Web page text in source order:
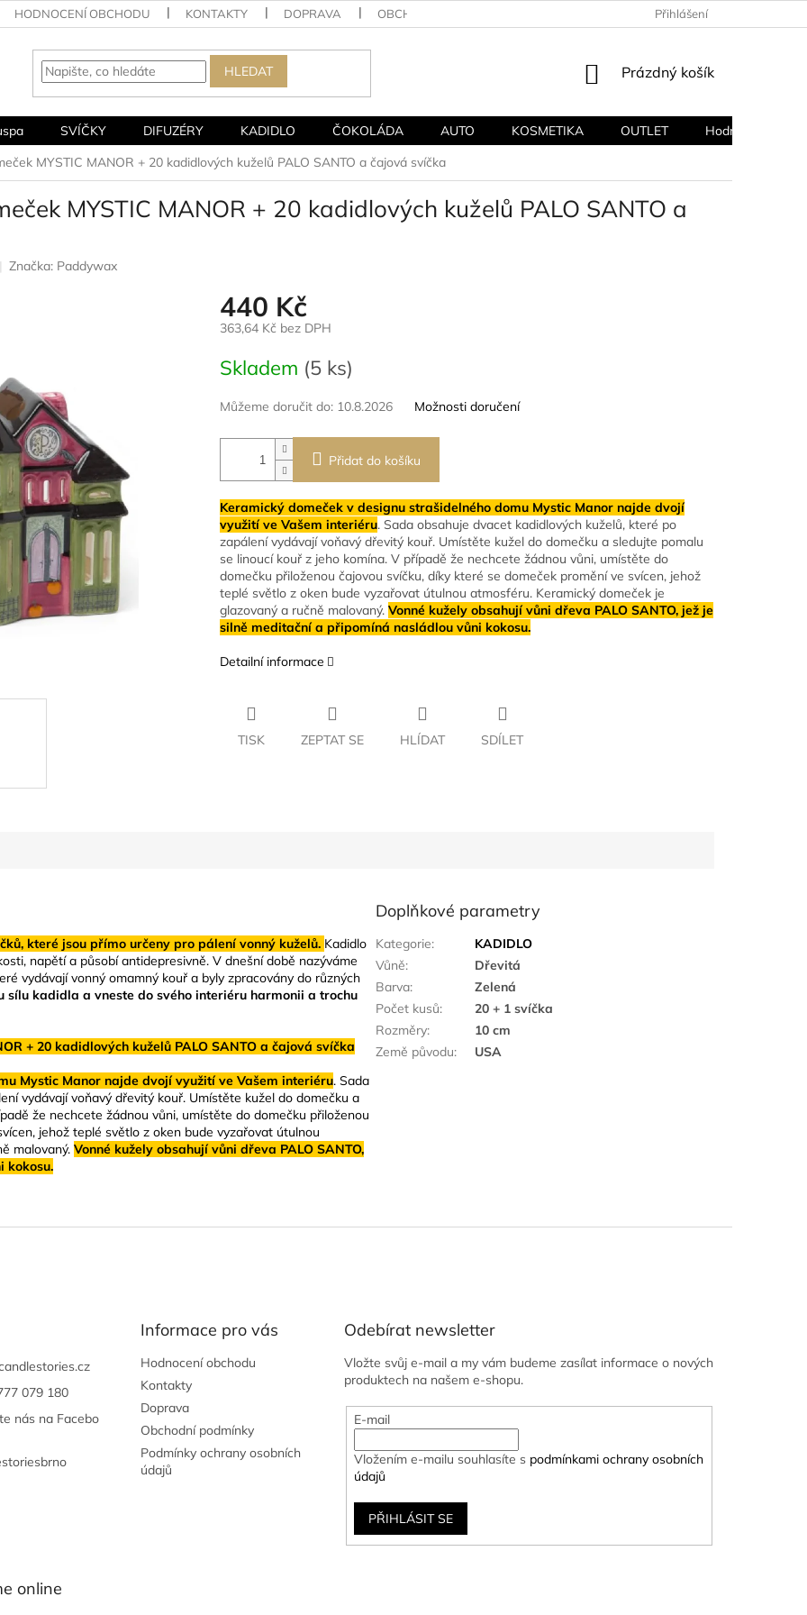
HODNOCENÍ OBCHODU KONTAKTY DOPRAVA OBCHODNÍ PODMÍNKY PODMÍNKY OCHRANY OSOBNÍCH ÚDAJŮ
Přihlášení
HLEDAT
NÁKUPNÍ
Prázdný košík
SVÍČKY DIFUZÉRY KADIDLO ČOKOLÁDA AUTO KOSMETIKA OUTLET
Hodnocení
MYSTIC MANOR + 20 kadidlových kuželů PALO SANTO a čajová svíčka
MYSTIC MANOR + 20 kadidlových kuželů PALO SANTO a
Značka: Paddywax
440 Kč
363,64 Kč bez DPH
cena:
Skladem (5 ks)
Můžeme doručit do: 10.8.2026 Možnosti doručení
Přidat do košíku
Keramický domeček v designu strašidelného domu Mystic Manor najde dvojí
využití ve Vašem interiéru. Sada obsahuje dvacet kadidlových kuželů, které po
zapálení vydávají voňavý dřevitý kouř. Umístěte kužel do domečku a sledujte pomalu
se linoucí kouř z jeho komína. V případě že nechcete žádnou vůni, umístěte do
domečku přiloženou čajovou svíčku, díky které se domeček promění ve svícen, jehož
teplé světlo z oken bude vyzařovat útulnou atmosféru. Keramický domeček je
glazovaný a ručně malovaný. Vonné kužely obsahují vůni dřeva PALO SANTO, jež je
silně meditační a připomíná nasládlou vůni kokosu.
Detailní informace
TISK ZEPTAT SE HLÍDAT SDÍLET
které jsou přímo určeny pro pálení vonný kuželů. Kadidlo
napětí a působí antidepresivně. V dnešní době nazýváme
vydávají vonný omamný kouř a byly zpracovány do různých
sílu kadidla a vneste do svého interiéru harmonii a trochu
+ 20 kadidlových kuželů PALO SANTO a čajová svíčka
Mystic Manor najde dvojí využití ve Vašem interiéru. Sada
vydávají voňavý dřevitý kouř. Umístěte kužel do domečku a
že nechcete žádnou vůni, umístěte do domečku přiloženou
jehož teplé světlo z oken bude vyzařovat útulnou
malovaný. Vonné kužely obsahují vůni dřeva PALO SANTO,
kokosu.
Doplňkové parametry
Kategorie:
KADIDLO
Vůně:
Dřevitá
Barva:
Zelená
Počet kusů:
20 + 1 svíčka
Rozměry:
10 cm
Země původu: USA
079 180
nás na Facebo
Informace pro vás
Hodnocení obchodu
Kontakty
Doprava
Obchodní podmínky
Podmínky ochrany osobních
údajů
Odebírat newsletter
Vložte svůj e-mail a my vám budeme zasílat informace o nových
produktech na našem e-shopu.
E-mail
Vložením e-mailu souhlasíte s podmínkami ochrany osobních
údajů
PŘIHLÁSIT SE
online